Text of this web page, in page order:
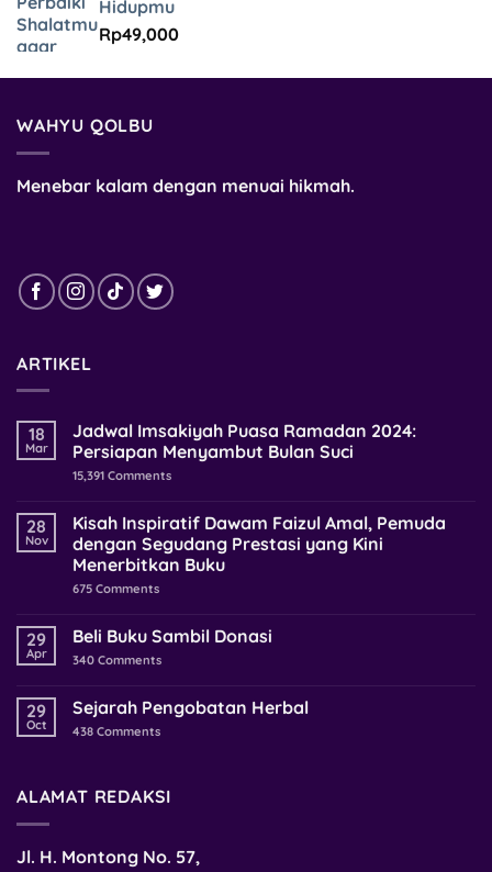
Hidupmu
Rp49,000
WAHYU QOLBU
Menebar kalam dengan menuai hikmah.
ARTIKEL
18
Mar
Jadwal Imsakiyah Puasa Ramadan 2024:
Persiapan Menyambut Bulan Suci
15,391 Comments
28
Nov
Kisah Inspiratif Dawam Faizul Amal, Pemuda
dengan Segudang Prestasi yang Kini
Menerbitkan Buku
675 Comments
29
Apr
Beli Buku Sambil Donasi
340 Comments
29
Oct
Sejarah Pengobatan Herbal
438 Comments
ALAMAT REDAKSI
Jl. H. Montong No. 57,